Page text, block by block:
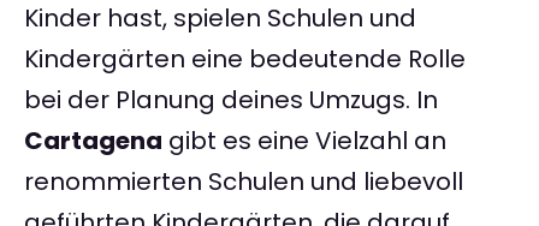
Kinder hast, spielen Schulen und
Kindergärten eine bedeutende Rolle
bei der Planung deines Umzugs. In
Cartagena gibt es eine Vielzahl an
renommierten Schulen und liebevoll